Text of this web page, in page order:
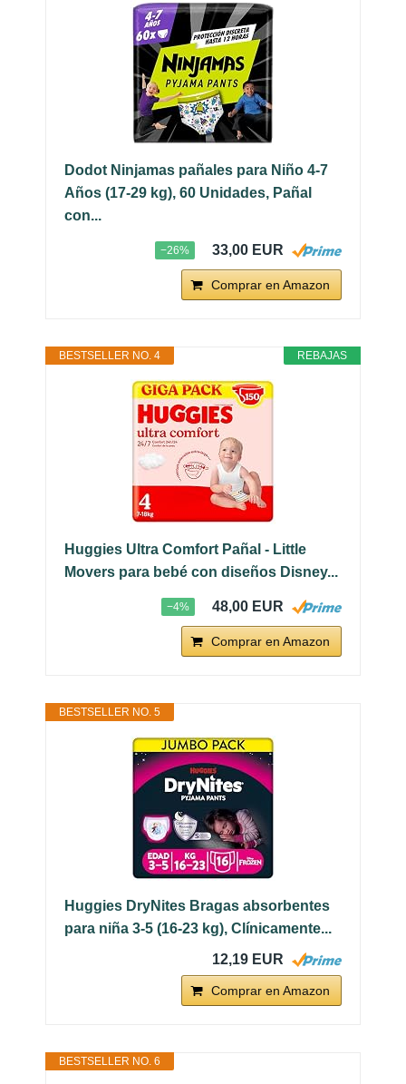
Dodot Ninjamas pañales para Niño 4-7
Años (17-29 kg), 60 Unidades, Pañal
con...
−26% 33,00 EUR
Comprar en Amazon
REBAJAS
BESTSELLER NO. 4
Huggies Ultra Comfort Pañal - Little
Movers para bebé con diseños Disney...
−4% 48,00 EUR
Comprar en Amazon
BESTSELLER NO. 5
Huggies DryNites Bragas absorbentes
para niña 3-5 (16-23 kg), Clínicamente...
12,19 EUR
Comprar en Amazon
BESTSELLER NO. 6